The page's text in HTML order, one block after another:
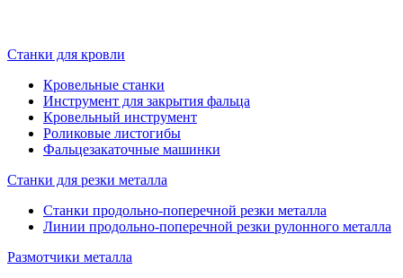
Станки для кровли
Кровельные станки
Инструмент для закрытия фальца
Кровельный инструмент
Роликовые листогибы
Фальцезакаточные машинки
Станки для резки металла
Станки продольно-поперечной резки металла
Линии продольно-поперечной резки рулонного металла
Размотчики металла